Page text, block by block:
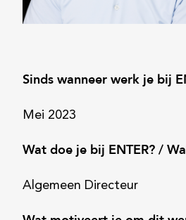
Sinds wanneer werk je bij
Mei 2023
Wat doe je bij ENTER? /
Algemeen Directeur